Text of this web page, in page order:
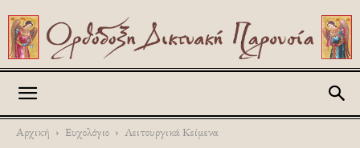
Αρχική Ευχολόγιο Λειτουργικά Κείμενα